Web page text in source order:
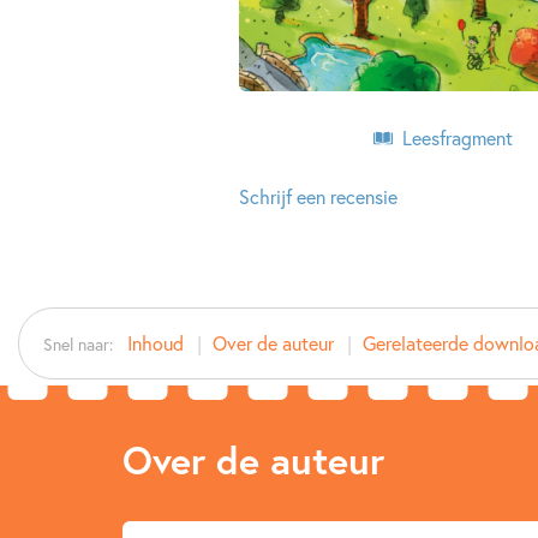
Leesfragment
Schrijf een recensie
Snel naar: Inhoud Over de auteur Gerelateerde
Over de auteur